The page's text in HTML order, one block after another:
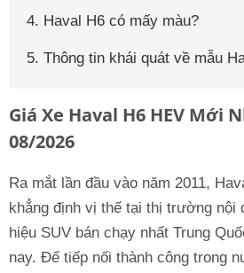
4. Haval H6 có mấy màu?
5. Thông tin khái quát về mẫu
Giá Xe Haval H6 HEV Mới
08/2026
Ra mắt lần đầu vào năm 2011,
khẳng định vị thế tại thị trường nội
hiệu SUV bán chạy nhất Trung
nay. Để tiếp nối thành công trong